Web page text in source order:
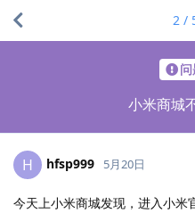
小米商城
2 /
H hfsp999 5月20日
今天上小米商城发现，进入小米